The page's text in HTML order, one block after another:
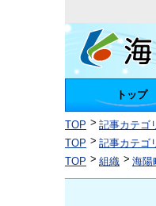
トップ
TOP 記事カテゴ
TOP
記事カテゴ
TOP
組織 海陽